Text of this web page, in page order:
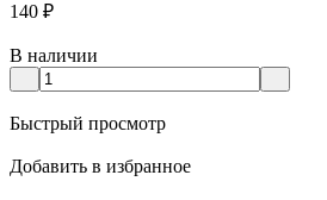
140 ₽
В наличии
Быстрый просмотр
Добавить в избранное